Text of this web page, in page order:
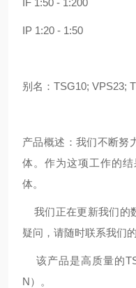
IF 1:50 - 1:200
IP 1:20 - 1:50
别名：TSG10; VPS23;
产品概述：我们不断努
体。作为这项工作的
体。
我们正在更新我们的
疑问，请随时联系我们
该产品是高质量的
N）。